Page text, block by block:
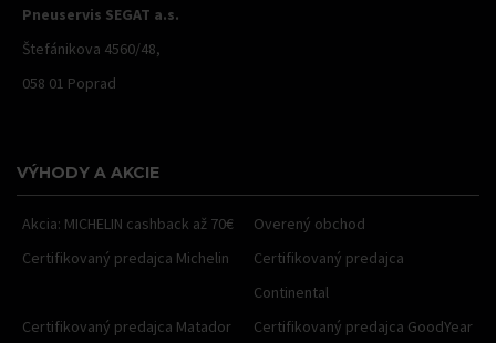
Pneuservis SEGAT a.s.
Štefánikova 4560/48,
058 01 Poprad
VÝHODY A AKCIE
Akcia: MICHELIN cashback až 70€
Overený obchod
Certifikovaný predajca Michelin
Certifikovaný predajca
Continental
Certifikovaný predajca Matador
Certifikovaný predajca GoodYear